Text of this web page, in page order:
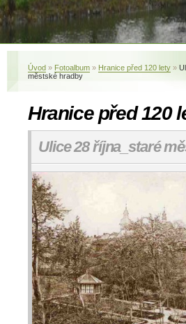
Úvod » Fotoalbum » Hranice před 120 lety »
městské hradby
Hranice před 120
Ulice 28 října_staré